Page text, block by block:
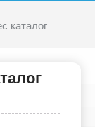
каталог